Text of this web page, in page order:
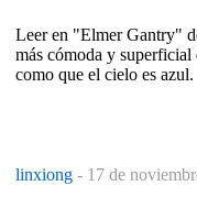
Leer en "Elmer Gantry"
más cómoda y superficial
como que el cielo es azul.
linxiong - 17 de